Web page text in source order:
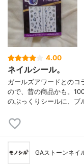
4.00
ネイルシール。
ガールズアワードとのコ
ので、昔の商品かも。
のぷっくりシールに、ブ
GAストーンネイ